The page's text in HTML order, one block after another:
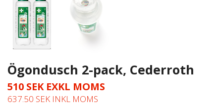
Ögondusch 2-pack, Cederroth
510 SEK EXKL MOMS
637.50 SEK INKL MOMS